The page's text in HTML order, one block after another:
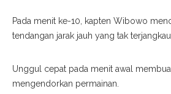
Pada menit ke-10, kapten Wibowo
tendangan jarak jauh yang tak
Unggul cepat pada menit awal
mengendorkan permainan.